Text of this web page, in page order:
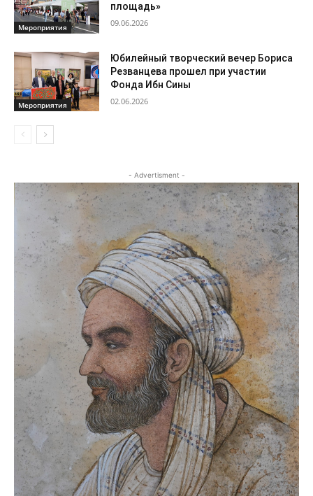
Мероприятия
площадь»
09.06.2026
Мероприятия
Юбилейный творческий вечер Бориса
Резванцева прошел при участии
Фонда Ибн Сины
02.06.2026
- Advertisment -